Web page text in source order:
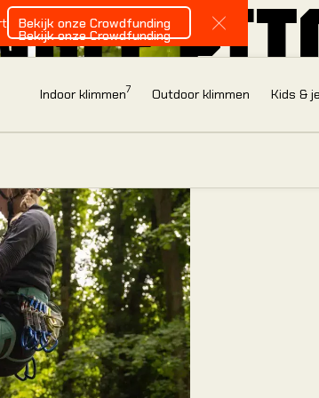
Bekijk onze Crowdfunding
Bekijk onze Crowdfunding
Bekijk onze Crowdfunding Close
Indoor klimmen7 Outdoor klimmen Kids &